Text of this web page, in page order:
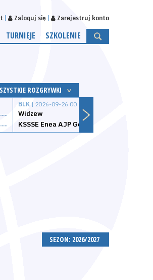
Zaloguj się Zarejestruj konto
TURNIEJE SZKOLENIE
ROZGRYWKI
BLK | 2026-09-26 00:00
Widzew
SEZON: 2026/2027